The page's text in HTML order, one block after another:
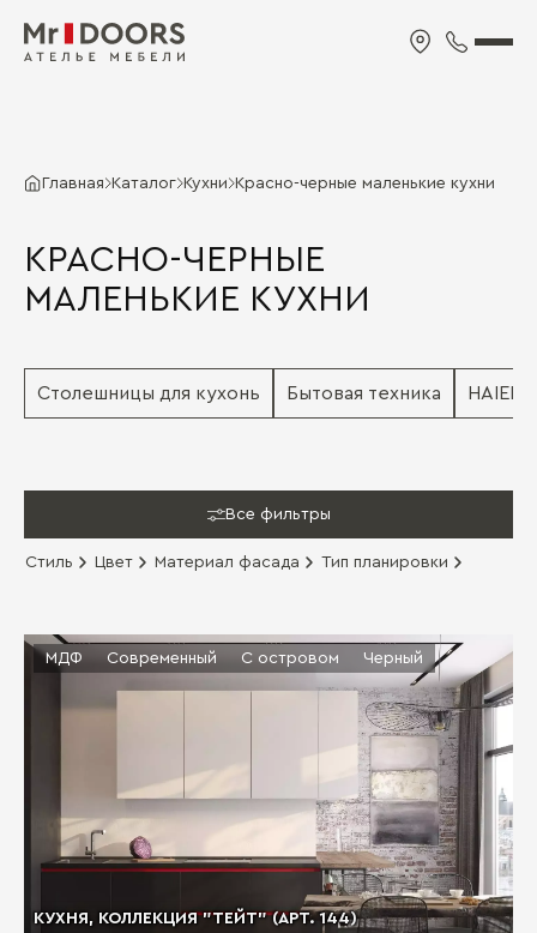
Главная Каталог Кухни Красно-черные маленькие кухни
КРАСНО-ЧЕРНЫЕ
МАЛЕНЬКИЕ КУХНИ
Столешницы для кухонь Бытовая техника HAIER
Все фильтры
Стиль Цвет Материал фасада Тип планировки
КУХНЯ, КОЛЛЕКЦИЯ "ТЕЙТ" (АРТ. 144)
МДФ Современный С островом Черный